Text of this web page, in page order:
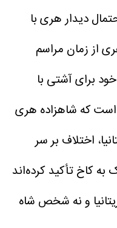
دیدار هری با
از زمان مراسم
تمایل خود برای آشتی با
است که شاهزاده هری
اختلاف بر سر
به کاخ تأکید کرده‌اند
و نه شخص شاه